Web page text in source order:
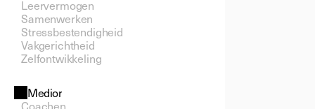
Leervermogen
Samenwerken
Stressbestendigheid
Vakgerichtheid
Zelfontwikkeling
Medior
Coachen